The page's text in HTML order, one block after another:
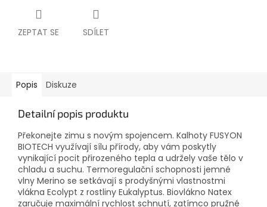
ZEPTAT SE SDÍLET
Popis Diskuze
Detailní popis produktu
Překonejte zimu s novým spojencem. Kalhoty FUSYON
BIOTECH využívají sílu přírody, aby vám poskytly
vynikající pocit přirozeného tepla a udržely vaše tělo v
chladu a suchu. Termoregulační schopnosti jemné
vlny Merino se setkávají s prodyšnými vlastnostmi
vlákna Ecolypt z rostliny Eukalyptus. Biovlákno Natex
zaručuje maximální rychlost schnutí, zatímco pružné